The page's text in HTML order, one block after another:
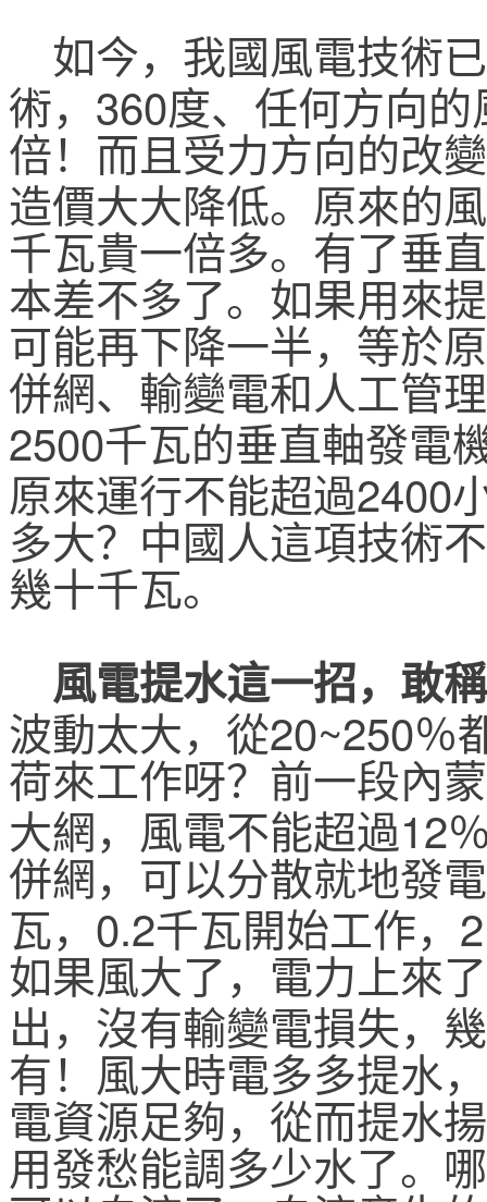
如今，我國風電技術
術， 360度、任何方向
倍！而且受力方向的改
造價大大降低。原來的
千瓦貴一倍多。有了垂
本差不多了。如果用來
可能再下降一半，等於
併網、輸變電和人工管
2500千瓦的垂直軸發電
原來運行不能超過2400
多大？中國人這項技術
幾十千瓦。
風電提水這一招，敢
波動太大，從20~250％
荷來工作呀？前一段內
大網，風電不能超過12
併網，可以分散就地發
瓦， 0.2千瓦開始工作，
如果風大了，電力上來
出，沒有輸變電損失，
有！風大時電多多提水
電資源足夠，從而提水
用發愁能調多少水了。